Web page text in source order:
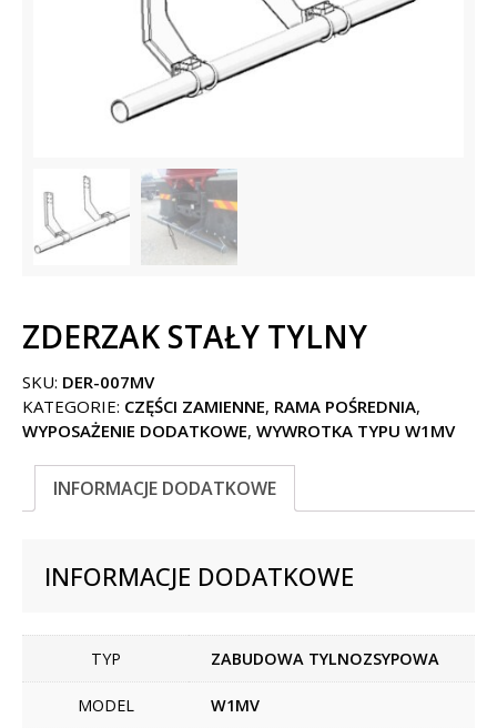
ZDERZAK STAŁY TYLNY
SKU: DER-007MV
KATEGORIE: CZĘŚCI ZAMIENNE, RAMA POŚREDNIA,
WYPOSAŻENIE DODATKOWE, WYWROTKA TYPU W1MV
INFORMACJE DODATKOWE
INFORMACJE DODATKOWE
TYP ZABUDOWA TYLNOZSYPOWA
MODEL W1MV